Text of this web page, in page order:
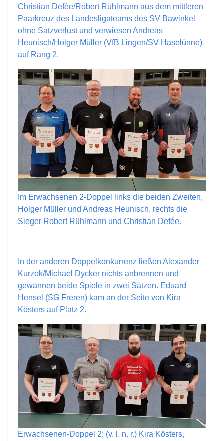
Christian Defée/Robert Rühlmann aus dem mittleren
Paarkreuz des Landesligateams des SV Bawinkel
ohne Satzverlust und verwiesen Andreas
Heunisch/Holger Müller (VfB Lingen/SV Haselünne)
auf Rang 2.
Im Erwachsenen 2-Doppel links die beiden Zweiten,
Holger Müller und Andreas Heunisch, rechts die
Sieger Robert Rühlmann und Christian Defée.
In der anderen Doppelkonkurrenz ließen Alexander
Kurzok/Michael Dycker nichts anbrennen und
gewannen beide Spiele in zwei Sätzen. Eduard
Hensel (SG Freren) kam an der Seite von Kira
Kösters auf Platz 2.
Erwachsenen-Doppel 2: (v. l. n. r.) Kira Kösters,